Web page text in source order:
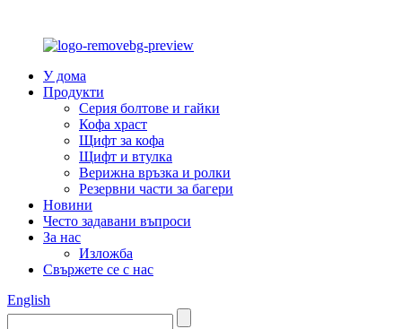
У дома
Продукти
Серия болтове и гайки
Кофа храст
Щифт за кофа
Щифт и втулка
Верижна връзка и ролки
Резервни части за багери
Новини
Често задавани въпроси
За нас
Изложба
Свържете се с нас
English